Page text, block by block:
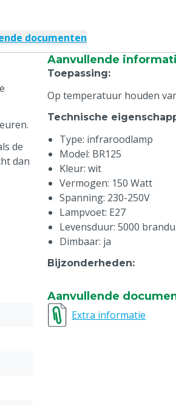
documenten
de
dan
Aanvullende
Toepassing:
Op temperatuur houden
Technische
Type: infraroodlamp
Model: BR125
Kleur: wit
Vermogen: 150 Watt
Spanning: 230-250V
Lampvoet: E27
Levensduur: 5000
Dimbaar: ja
Bijzonderheden:
Buitendoos: 10 stuks
Palleteenheid: 600 stuks
Aanvullende
Extra informatie